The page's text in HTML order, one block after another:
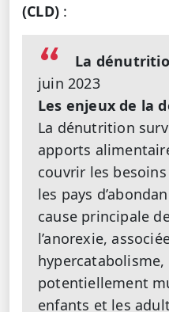
(CLD) :
La
juin 2023
Les enjeux de la
La dénutrition
apports
couvrir les
les pays
cause principale
l’anorexie,
potentiellement
enfants et les